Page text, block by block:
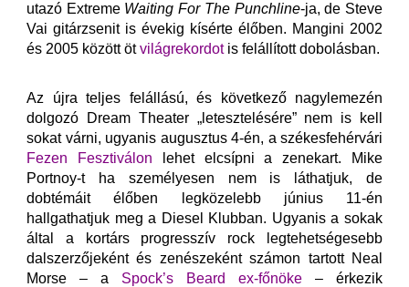
utazó Extreme Waiting For The Punchline-ja, de Steve
Vai gitárzsenit is évekig kísérte élőben. Mangini 2002
és 2005 között ötvilágrekordotis felállított dobolásban.
Az újra teljes felállású, és következő nagylemezén
dolgozó Dream Theater „letesztelésére” nem is kell
sokat várni, ugyanis augusztus 4-én, a székesfehérvári
Fezen Fesztiválon lehet elcsípni a zenekart. Mike
Portnoy-t ha személyesen nem is láthatjuk, de
dobtémáit élőben legközelebb június 11-én
hallgathatjuk meg a Diesel Klubban. Ugyanis a sokak
által a kortárs progresszív rock legtehetségesebb
dalszerzőjeként és zenészeként számon tartott Neal
Morse – a Spock’s Beard ex-főnöke – érkezik